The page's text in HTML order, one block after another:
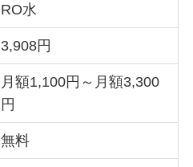
RO水
3,908円
月額1,100円～月額3,300
円
無料